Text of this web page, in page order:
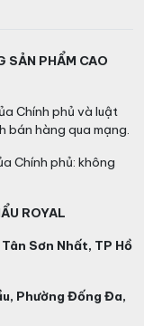
những năm
Màu vàng óng
bóng tinh tế,
hương vị
Grand Cru
Cảm nhận đầu
và hương gỗ,
chanh và quýt.
với sự bền bỉ vô
lưu ý bảo quản
cầm chai cẩn
SẢN PHẨM CAO
Chính phủ và luật
bán hàng qua mạng.
Chính phủ: không
ROYAL
Sơn Nhất, TP Hồ
Phường Đống Đa,